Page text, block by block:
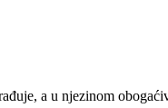
a u njezinom